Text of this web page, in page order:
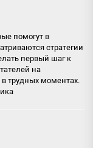
помогут в
стратегии
первый шаг к
на
трудных моментах.